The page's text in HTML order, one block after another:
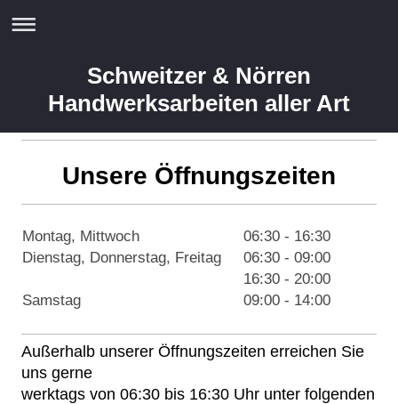
Schweitzer & Nörren
Handwerksarbeiten aller Art
Unsere Öffnungszeiten
Montag, Mittwoch 06:30 - 16:30
Dienstag, Donnerstag, Freitag
06:30 - 09:00
16:30 - 20:00
Samstag
09:00 - 14:00
Außerhalb unserer Öffnungszeiten erreichen Sie
uns gerne
werktags von 06:30 bis 16:30 Uhr unter folgenden